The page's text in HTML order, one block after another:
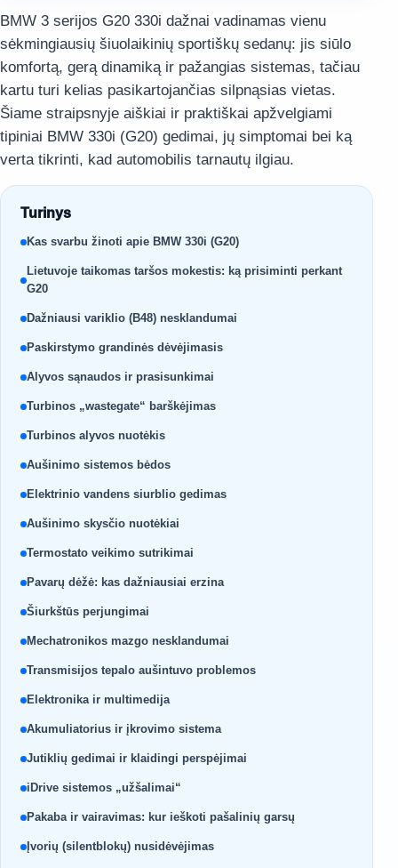
BMW 3 serijos G20 330i dažnai vadinamas vienu
sėkmingiausių šiuolaikinių sportiškų sedanų: jis siūlo
komfortą, gerą dinamiką ir pažangias sistemas, tačiau
kartu turi kelias pasikartojančias silpnąsias vietas.
Šiame straipsnyje aiškiai ir praktiškai apžvelgiami
tipiniai BMW 330i (G20) gedimai, jų simptomai bei ką
verta tikrinti, kad automobilis tarnautų ilgiau.
Turinys
Kas svarbu žinoti apie BMW 330i (G20)
Lietuvoje taikomas taršos mokestis: ką prisiminti perkant
G20
Dažniausi variklio (B48) nesklandumai
Paskirstymo grandinės dėvėjimasis
Alyvos sąnaudos ir prasisunkimai
Turbinos „wastegate“ barškėjimas
Turbinos alyvos nuotėkis
Aušinimo sistemos bėdos
Elektrinio vandens siurblio gedimas
Aušinimo skysčio nuotėkiai
Termostato veikimo sutrikimai
Pavarų dėžė: kas dažniausiai erzina
Šiurkštūs perjungimai
Mechatronikos mazgo nesklandumai
Transmisijos tepalo aušintuvo problemos
Elektronika ir multimedija
Akumuliatorius ir įkrovimo sistema
Jutiklių gedimai ir klaidingi perspėjimai
iDrive sistemos „užšalimai“
Pakaba ir vairavimas: kur ieškoti pašalinių garsų
Įvorių (silentblokų) nusidėvėjimas